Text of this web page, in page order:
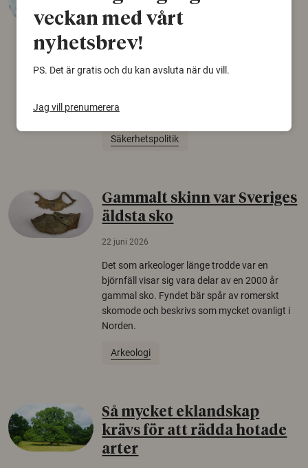
desinformation?
Personer som är mer benägna att tro på
konspirationsteorier är ofta mer mottagliga
europeiska länder.
Säkerhetspolitik
Gammalt skinn var Sveriges
äldsta sko
22 juni 2026
Det som arkeologer länge trodde var en
björnfäll visar sig vara delar av en 2000 år
gammal sko. Fyndet bär spår av romerskt
skomode och beskrivs som mycket ovanligt i
Norden.
Arkeologi
Så mycket eklandskap
krävs för att rädda hotade
arter
veckan med vårt
nyhetsbrev!
PS. Det är gratis och du kan avsluta när du vill.
Jag vill prenumerera